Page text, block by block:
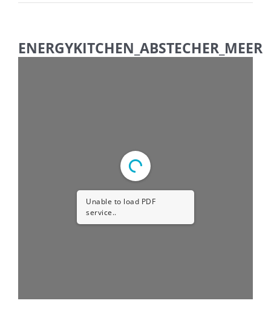
ENERGYKITCHEN_ABSTECHER_MEER
Unable to load PDF
service..